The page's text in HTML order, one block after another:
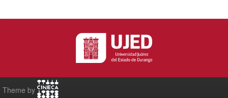
Theme by